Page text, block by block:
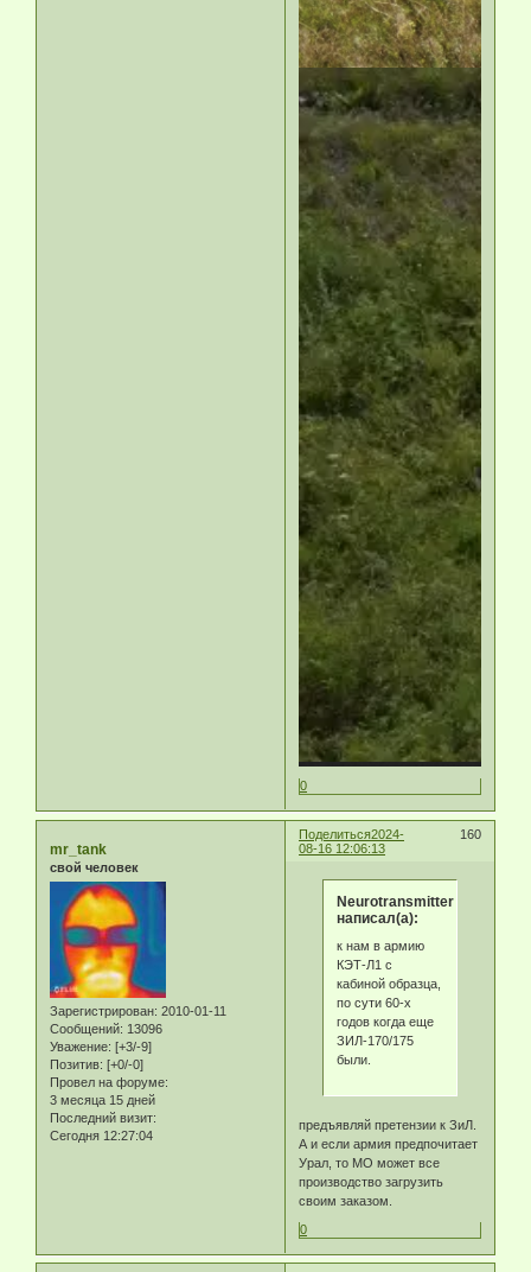
0
Поделиться 160
2024-
08-16 12:06:13
mr_tank
свой человек
Зарегистрирован: 2010-01-11
Сообщений: 13096
Уважение: [+3/-9]
Позитив: [+0/-0]
Провел на форуме:
3 месяца 15 дней
Последний визит:
Сегодня 12:27:04
Neurotransmitter
написал(а):
к нам в армию
КЭТ-Л1 с
кабиной образца,
по сути 60-х
годов когда еще
ЗИЛ-170/175
были.
предъявляй претензии к ЗиЛ.
А и если армия предпочитает
Урал, то МО может все
производство загрузить
своим заказом.
0